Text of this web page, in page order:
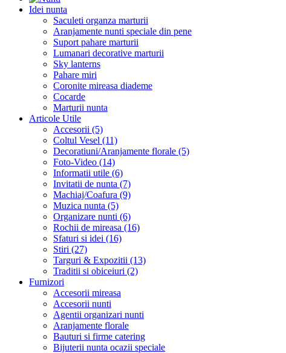
Idei nunta
Saculeti organza marturii
Aranjamente nunti speciale din pene
Suport pahare marturii
Lumanari decorative marturii
Sky lanterns
Pahare miri
Coronite mireasa diademe
Cocarde
Marturii nunta
Articole Utile
Accesorii (5)
Coltul Vesel (11)
Decoratiuni/Aranjamente florale (5)
Foto-Video (14)
Informatii utile (6)
Invitatii de nunta (7)
Machiaj/Coafura (9)
Muzica nunta (5)
Organizare nunti (6)
Rochii de mireasa (16)
Sfaturi si idei (16)
Stiri (27)
Targuri & Expozitii (13)
Traditii si obiceiuri (2)
Furnizori
Accesorii mireasa
Accesorii nunti
Agentii organizari nunti
Aranjamente florale
Bauturi si firme catering
Bijuterii nunta ocazii speciale